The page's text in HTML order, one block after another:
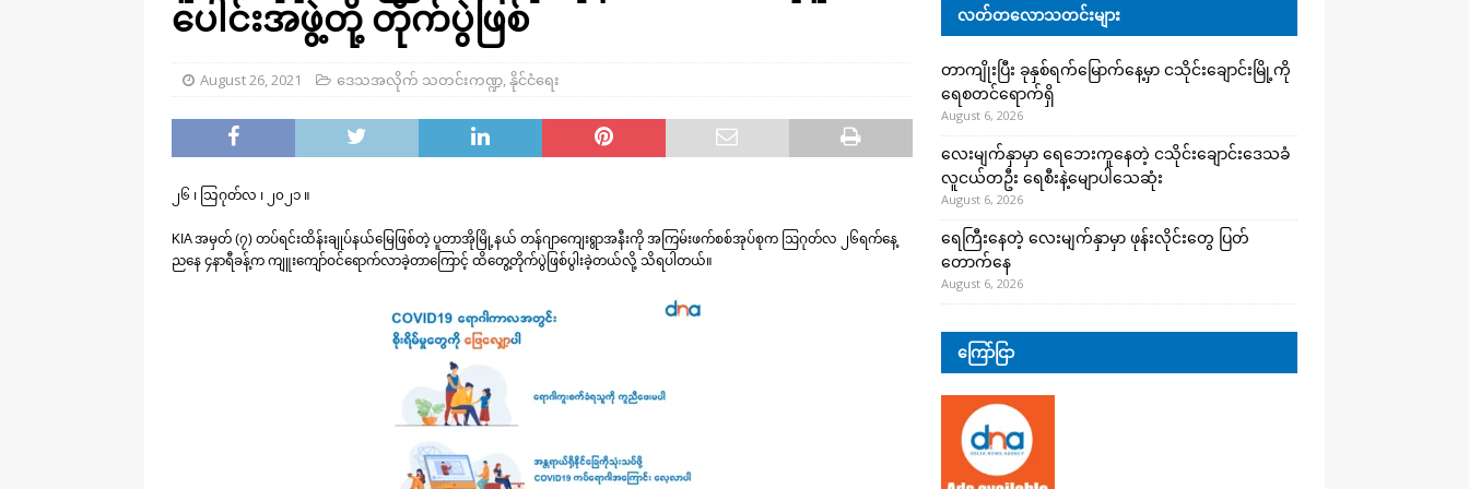
ပေါင်းအဖွဲ့တို့ တိုက်ပွဲဖြစ်
August 26, 2021 ဒေသအလိုက် သတင်းကဏ္ဍ,နိုင်ငံရေး
၂၆ ၊ သြဂုတ်လ ၊ ၂၀၂၁ ။
KIA အမှတ် (၇) တပ်ရင်းထိန်းချုပ်နယ်မြေဖြစ်တဲ့ ပူတာအိုမြို့နယ် တန်ဂျာကျေးရွာအနီးကို အကြမ်းဖက်စစ်အုပ်စုက ဩဂုတ်လ ၂၆ရက်နေ့
ညနေ ၄နာရီခန့်က ကျူးကျော်ဝင်ရောက်လာခဲ့တာကြောင့် ထိတွေ့တိုက်ပွဲဖြစ်ပွါးခဲ့တယ်လို့ သိရပါတယ်။
လတ်တလောသတင်းများ
တာကျိုးပြီး ခုနှစ်ရက်မြောက်နေ့မှာ ငသိုင်းချောင်းမြို့ကို
ရေစတင်ရောက်ရှိ
August 6, 2026
လေးမျက်နှာမှာ ရေဘေးကူနေတဲ့ ငသိုင်းချောင်းဒေသခံ
လူငယ်တဦး ရေစီးနဲ့မျောပါသေဆုံး
August 6, 2026
ရေကြီးနေတဲ့ လေးမျက်နှာမှာ ဖုန်းလိုင်းတွေ ပြတ်
တောက်နေ
August 6, 2026
ကြော်ငြာ